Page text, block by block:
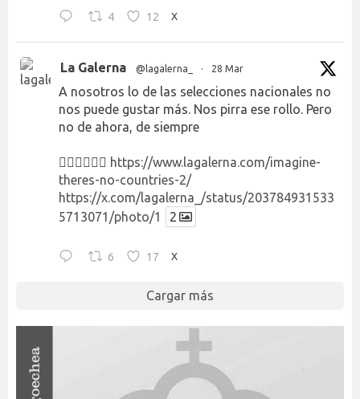
4 12 X
La Galerna @lagalerna_ · 28 Mar
A nosotros lo de las selecciones nacionales no
nos puede gustar más. Nos pirra ese rollo. Pero
no de ahora, de siempre
👉🏻👉🏻👉🏻 https://www.lagalerna.com/imagine-
theres-no-countries-2/
https://x.com/lagalerna_/status/203784931533
5713071/photo/1
2
6 17 X
Cargar más